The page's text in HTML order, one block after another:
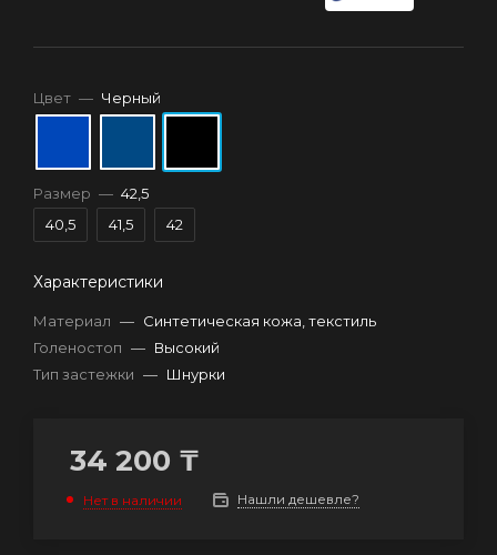
Цвет — Черный
Размер — 42,5
40,5
41,5 42
Характеристики
Материал — Синтетическая кожа, текстиль
Голеностоп — Высокий
Тип застежки — Шнурки
34 200 ₸
Нет в наличии Нашли дешевле?